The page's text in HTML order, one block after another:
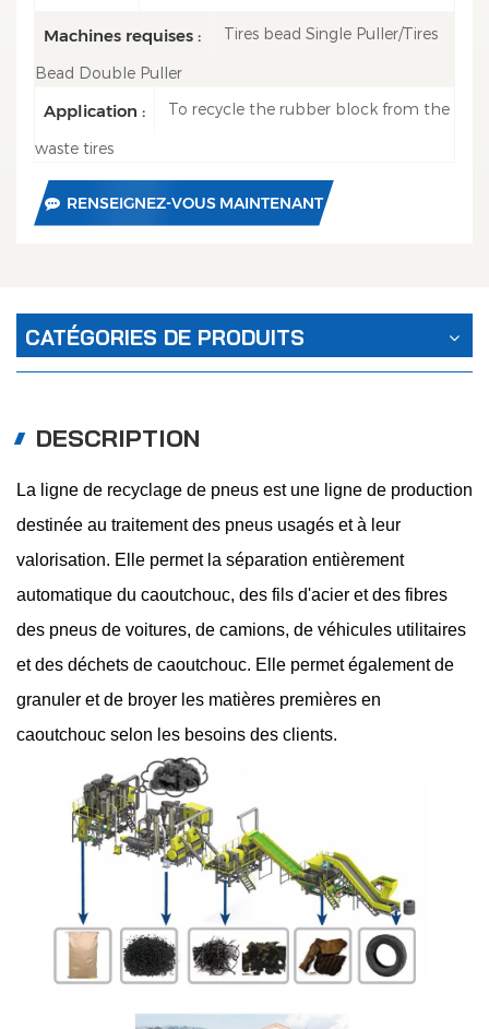
Machines requises : Tires bead Single Puller/Tires
Bead Double Puller
Application : To recycle the rubber block from the
waste tires
RENSEIGNEZ-VOUS MAINTENANT
CATÉGORIES DE PRODUITS
DESCRIPTION
La ligne de recyclage de pneus est une ligne de production
destinée au traitement des pneus usagés et à leur
valorisation. Elle permet la séparation entièrement
automatique du caoutchouc, des fils d'acier et des fibres
des pneus de voitures, de camions, de véhicules utilitaires
et des déchets de caoutchouc. Elle permet également de
granuler et de broyer les matières premières en
caoutchouc selon les besoins des clients.